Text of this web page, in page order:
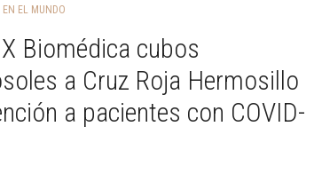
EN EL MUNDO
Biomédica cubos
a Cruz Roja Hermosillo
a pacientes con COVID-